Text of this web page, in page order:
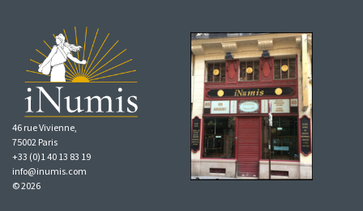
46 rue Vivienne,
75002 Paris
+33 (0)1 40 13 83 19
info@inumis.com
© 2026